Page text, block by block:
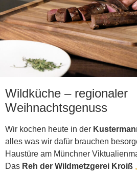
Wildküche – regionaler
Weihnachtsgenuss
Wir kochen heute in der
alles was wir dafür brauchen
Haustüre am Münchner
Das Reh der Wildmetzgerei Kroiß